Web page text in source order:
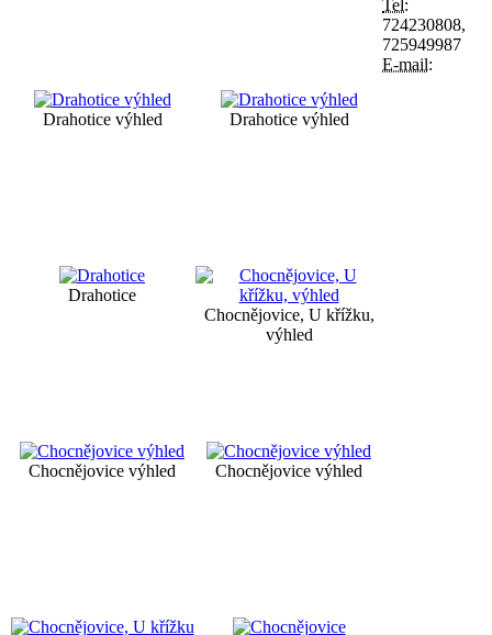
Drahotice výhled Drahotice výhled
Drahotice
Chocnějovice, U křížku,
výhled
Chocnějovice výhled Chocnějovice výhled
Tel:
724230808,
725949987
E-mail: